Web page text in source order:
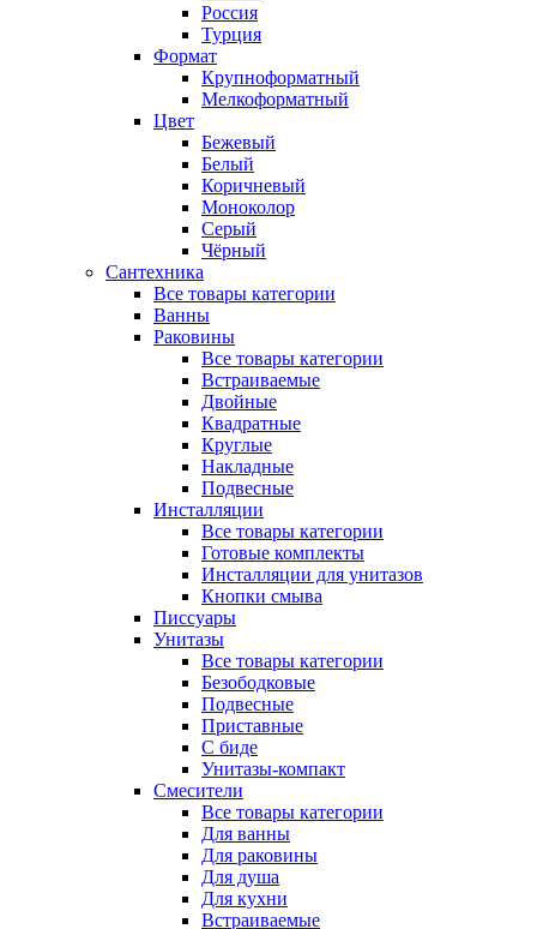
Россия
Турция
Формат
Крупноформатный
Мелкоформатный
Цвет
Бежевый
Белый
Коричневый
Моноколор
Серый
Чёрный
Сантехника
Все товары категории
Ванны
Раковины
Все товары категории
Встраиваемые
Двойные
Квадратные
Круглые
Накладные
Подвесные
Инсталляции
Все товары категории
Готовые комплекты
Инсталляции для унитазов
Кнопки смыва
Писсуары
Унитазы
Все товары категории
Безободковые
Подвесные
Приставные
С биде
Унитазы-компакт
Смесители
Все товары категории
Для ванны
Для раковины
Для душа
Для кухни
Встраиваемые